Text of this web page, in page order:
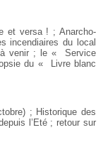
et versa ! ; Anarcho-
incendiaires du local
venir ; le «
Service
du «
Livre blanc
; Historique des
l’Eté ; retour sur